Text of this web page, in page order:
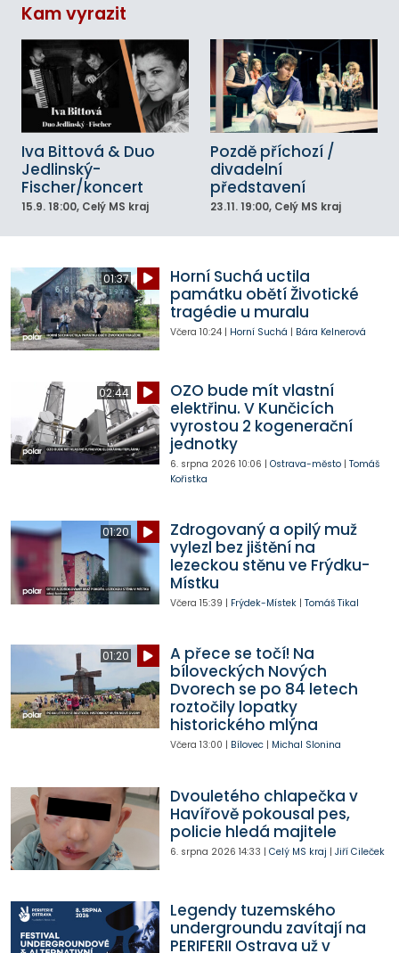
Kam vyrazit
Iva Bittová & Duo
Jedlinský-
Fischer/koncert
15.9. 18:00, Celý MS kraj
Pozdě příchozí /
divadelní
představení
23.11. 19:00, Celý MS kraj
01:37
Horní Suchá uctila
památku obětí Životické
tragédie u muralu
Včera 10:24| Horní Suchá | Bára Kelnerová
02:44
OZO bude mít vlastní
elektřinu. V Kunčicích
vyrostou 2 kogenerační
jednotky
6. srpna 2026 10:06 | Ostrava-město| Tomáš
Kořistka
01:20
Zdrogovaný a opilý muž
vylezl bez jištění na
lezeckou stěnu ve Frýdku-
Místku
Včera 15:39 | Frýdek-Místek| Tomáš Tikal
01:20
A přece se točí! Na
bíloveckých Nových
Dvorech se po 84 letech
roztočily lopatky
historického mlýna
Včera 13:00 | Bílovec| Michal Slonina
Dvouletého chlapečka v
Havířově pokousal pes,
policie hledá majitele
6. srpna 2026 14:33 | Celý MS kraj | Jiří Cileček
Legendy tuzemského
undergroundu zavítají na
PERIFERII Ostrava už v